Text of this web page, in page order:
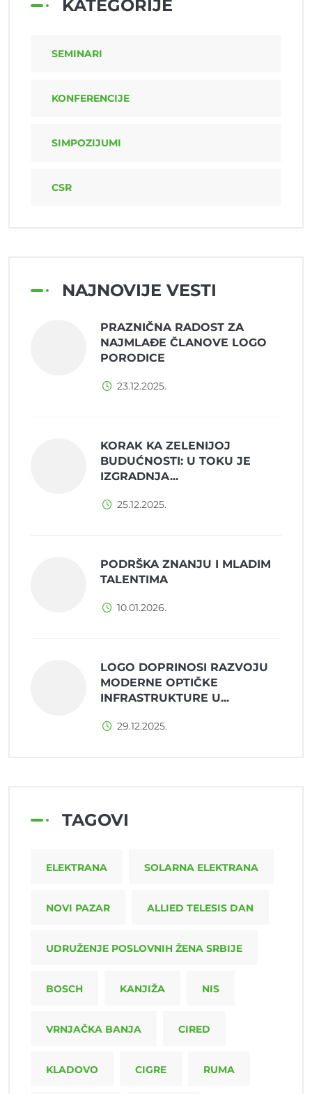
KATEGORIJE
SEMINARI
KONFERENCIJE
SIMPOZIJUMI
CSR
NAJNOVIJE VESTI
PRAZNIČNA RADOST ZA
NAJMLAĐE ČLANOVE LOGO
PORODICE
23.12.2025.
KORAK KA ZELENIJOJ
BUDUĆNOSTI: U TOKU JE
IZGRADNJA...
25.12.2025.
PODRŠKA ZNANJU I MLADIM
TALENTIMA
10.01.2026.
LOGO DOPRINOSI RAZVOJU
MODERNE OPTIČKE
INFRASTRUKTURE U...
29.12.2025.
TAGOVI
ELEKTRANA SOLARNA ELEKTRANA
NOVI PAZAR ALLIED TELESIS DAN
UDRUŽENJE POSLOVNIH ŽENA SRBIJE
BOSCH KANJIŽA NIS
VRNJAČKA BANJA CIRED
KLADOVO CIGRE RUMA